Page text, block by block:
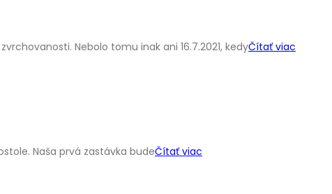
Nebolo tomu inak ani 16.7.2021, kedyČítať viac
Naša prvá zastávka budeČítať viac